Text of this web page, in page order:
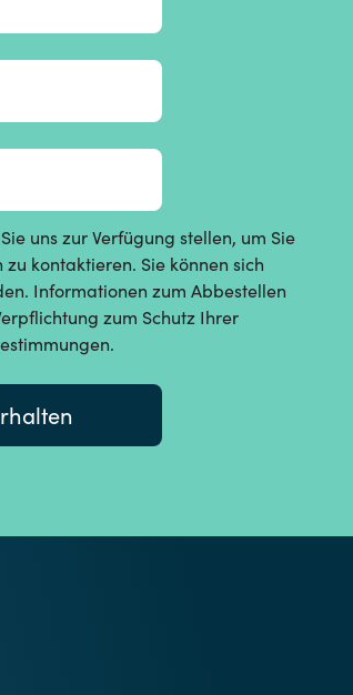
uns zur Verfügung stellen, um Sie
kontaktieren. Sie können sich
Informationen zum Abbestellen
zum Schutz Ihrer